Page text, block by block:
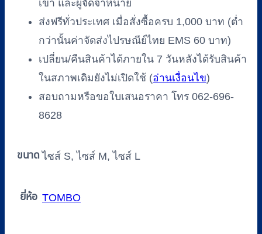
เข้า และผู้จัดจำหน่าย
ส่งฟรีทั่วประเทศ เมื่อสั่งซื้อครบ 1,000 บาท (ต่ำ
กว่านั้นค่าจัดส่งไปรษณีย์ไทย EMS 60 บาท)
เปลี่ยน/คืนสินค้าได้ภายใน 7 วันหลังได้รับสินค้า
ในสภาพเดิมยังไม่เปิดใช้ (อ่านเงื่อนไข)
สอบถามหรือขอใบเสนอราคา โทร 062-696-
8628
ขนาด ไซส์ S, ไซส์ M, ไซส์ L
ยี่ห้อ TOMBO